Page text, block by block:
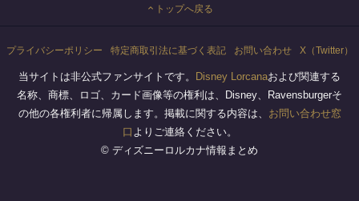
トップへ戻る
プライバシーポリシー 特定商取引法に基づく表記 お問い合わせ X（Twitter）
当サイトは非公式ファンサイトです。 Disney Lorcanaおよび関連する
名称、商標、ロゴ、カード画像等の権利は、Disney、Ravensburgerそ
の他の各権利者に帰属します。掲載に関する内容は、 お問い合わせ窓
口 よりご連絡ください。
© ディズニーロルカナ情報まとめ